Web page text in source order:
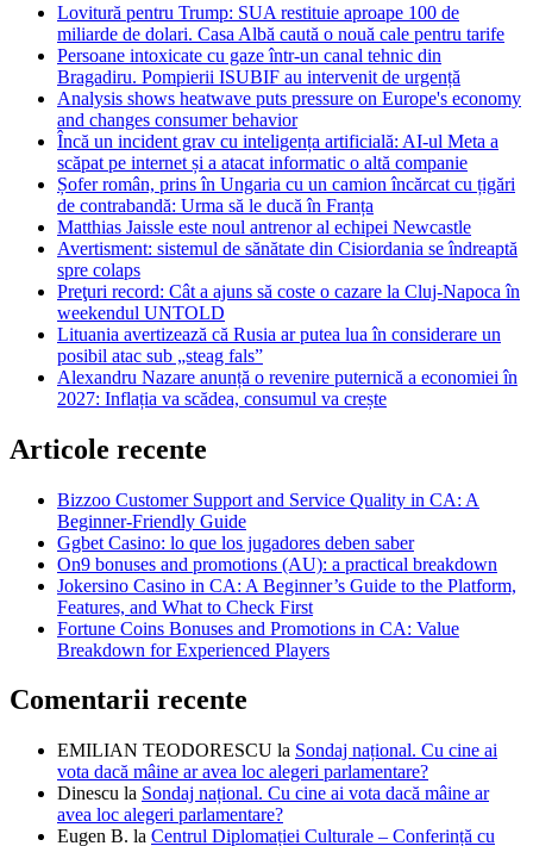
Lovitură pentru Trump: SUA restituie aproape 100 de
miliarde de dolari. Casa Albă caută o nouă cale pentru tarife
Persoane intoxicate cu gaze într-un canal tehnic din
Bragadiru. Pompierii ISUBIF au intervenit de urgență
Analysis shows heatwave puts pressure on Europe's economy
and changes consumer behavior
Încă un incident grav cu inteligența artificială: AI-ul Meta a
scăpat pe internet și a atacat informatic o altă companie
Șofer român, prins în Ungaria cu un camion încărcat cu țigări
de contrabandă: Urma să le ducă în Franța
Matthias Jaissle este noul antrenor al echipei Newcastle
Avertisment: sistemul de sănătate din Cisiordania se îndreaptă
spre colaps
Preţuri record: Cât a ajuns să coste o cazare la Cluj-Napoca în
weekendul UNTOLD
Lituania avertizează că Rusia ar putea lua în considerare un
posibil atac sub „steag fals”
Alexandru Nazare anunță o revenire puternică a economiei în
2027: Inflația va scădea, consumul va crește
Articole recente
Bizzoo Customer Support and Service Quality in CA: A
Beginner-Friendly Guide
Ggbet Casino: lo que los jugadores deben saber
On9 bonuses and promotions (AU): a practical breakdown
Jokersino Casino in CA: A Beginner’s Guide to the Platform,
Features, and What to Check First
Fortune Coins Bonuses and Promotions in CA: Value
Breakdown for Experienced Players
Comentarii recente
EMILIAN TEODORESCU la Sondaj național. Cu cine ai
vota dacă mâine ar avea loc alegeri parlamentare?
Dinescu la Sondaj național. Cu cine ai vota dacă mâine ar
avea loc alegeri parlamentare?
Eugen B. la Centrul Diplomației Culturale – Conferință cu